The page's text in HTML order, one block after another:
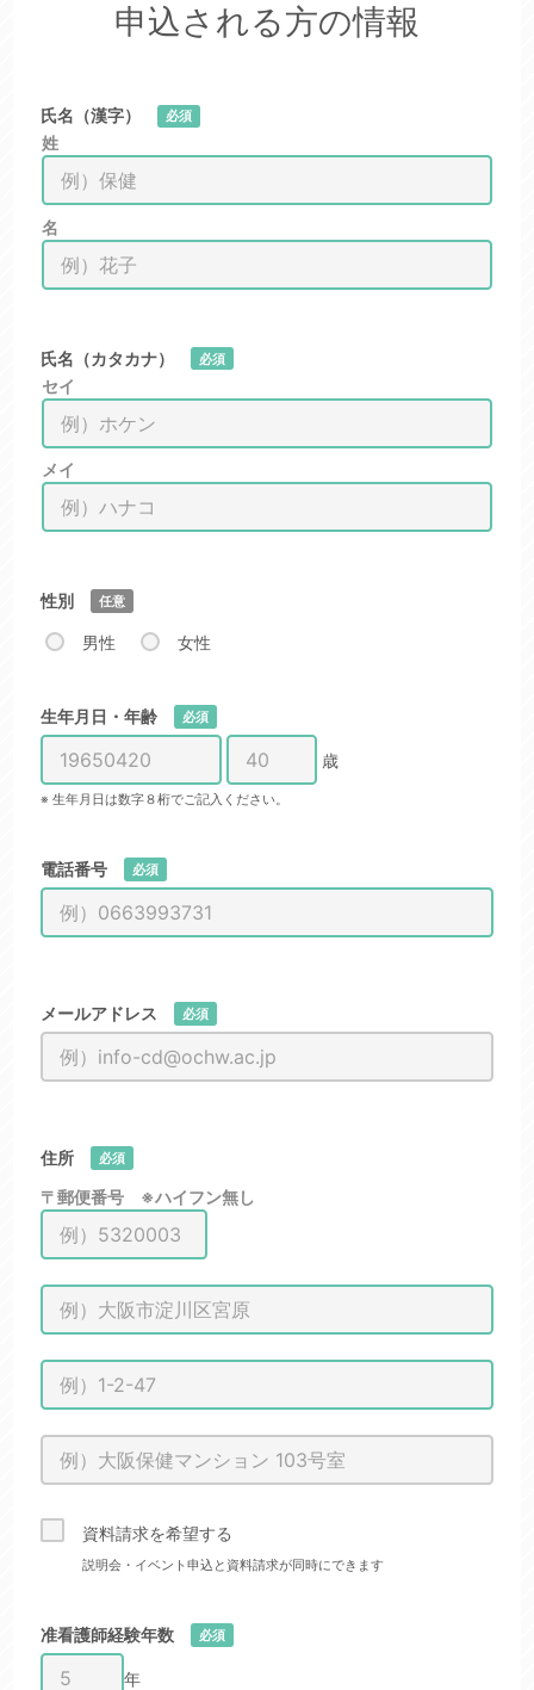
申込される方の情報
氏名（漢字） 必須
姓
名
氏名（カタカナ） 必須
セイ
メイ
性別 任意
男性 女性
生年月日・年齢 必須
歳
※ 生年月日は数字８桁でご記入ください。
電話番号 必須
メールアドレス 必須
住所 必須
〒郵便番号 ※ハイフン無し
資料請求を希望する
説明会・イベント申込と資料請求が同時にできます
准看護師経験年数 必須
年